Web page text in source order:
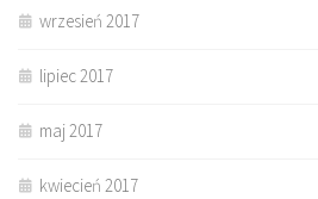
wrzesień 2017
lipiec 2017
maj 2017
kwiecień 2017